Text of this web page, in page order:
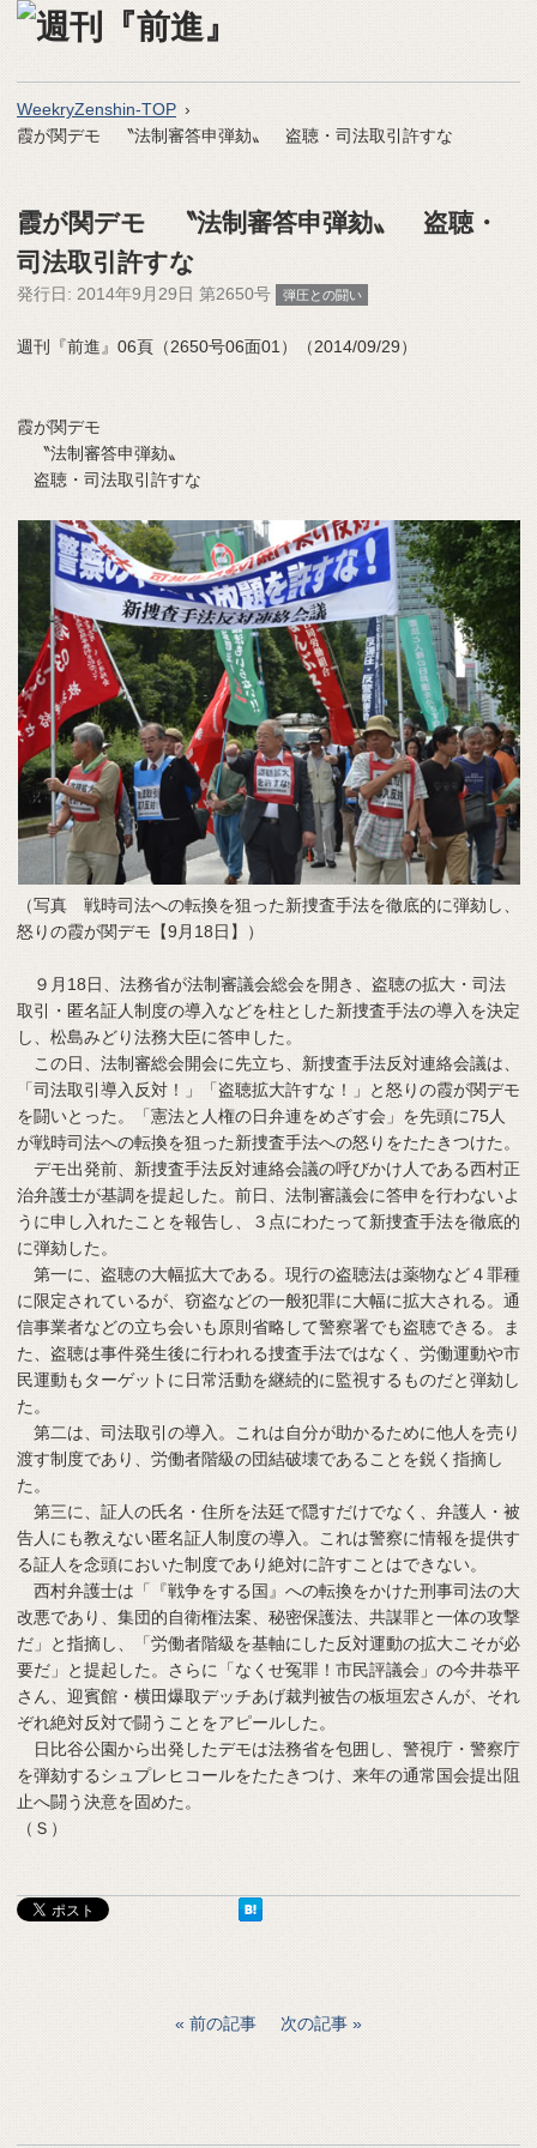
WeekryZenshin-TOP
霞が関デモ 〝法制審答申弾劾〟 盗聴・司法取引許すな
霞が関デモ 〝法制審答申弾劾〟 盗聴・
司法取引許すな
発行日: 2014年9月29日 第2650号 弾圧との闘い
週刊『前進』06頁（2650号06面01）（2014/09/29）
霞が関デモ
〝法制審答申弾劾〟
盗聴・司法取引許すな
（写真 戦時司法への転換を狙った新捜査手法を徹底的に弾劾し、
怒りの霞が関デモ【9月18日】）
９月18日、法務省が法制審議会総会を開き、盗聴の拡大・司法
取引・匿名証人制度の導入などを柱とした新捜査手法の導入を決定
し、松島みどり法務大臣に答申した。
この日、法制審総会開会に先立ち、新捜査手法反対連絡会議は、
「司法取引導入反対！」「盗聴拡大許すな！」と怒りの霞が関デモ
を闘いとった。「憲法と人権の日弁連をめざす会」を先頭に75人
が戦時司法への転換を狙った新捜査手法への怒りをたたきつけた。
デモ出発前、新捜査手法反対連絡会議の呼びかけ人である西村正
治弁護士が基調を提起した。前日、法制審議会に答申を行わないよ
うに申し入れたことを報告し、３点にわたって新捜査手法を徹底的
に弾劾した。
第一に、盗聴の大幅拡大である。現行の盗聴法は薬物など４罪種
に限定されているが、窃盗などの一般犯罪に大幅に拡大される。通
信事業者などの立ち会いも原則省略して警察署でも盗聴できる。ま
た、盗聴は事件発生後に行われる捜査手法ではなく、労働運動や市
民運動もターゲットに日常活動を継続的に監視するものだと弾劾し
た。
第二は、司法取引の導入。これは自分が助かるために他人を売り
渡す制度であり、労働者階級の団結破壊であることを鋭く指摘し
た。
第三に、証人の氏名・住所を法廷で隠すだけでなく、弁護人・被
告人にも教えない匿名証人制度の導入。これは警察に情報を提供す
る証人を念頭においた制度であり絶対に許すことはできない。
西村弁護士は「『戦争をする国』への転換をかけた刑事司法の大
改悪であり、集団的自衛権法案、秘密保護法、共謀罪と一体の攻撃
だ」と指摘し、「労働者階級を基軸にした反対運動の拡大こそが必
要だ」と提起した。さらに「なくせ冤罪！市民評議会」の今井恭平
さん、迎賓館・横田爆取デッチあげ裁判被告の板垣宏さんが、それ
ぞれ絶対反対で闘うことをアピールした。
日比谷公園から出発したデモは法務省を包囲し、警視庁・警察庁
を弾劾するシュプレヒコールをたたきつけ、来年の通常国会提出阻
止へ闘う決意を固めた。
（Ｓ）
前の記事 次の記事